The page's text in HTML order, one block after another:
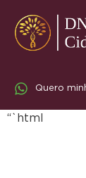
Quero
“`html